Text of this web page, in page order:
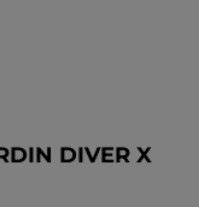
DIVER X